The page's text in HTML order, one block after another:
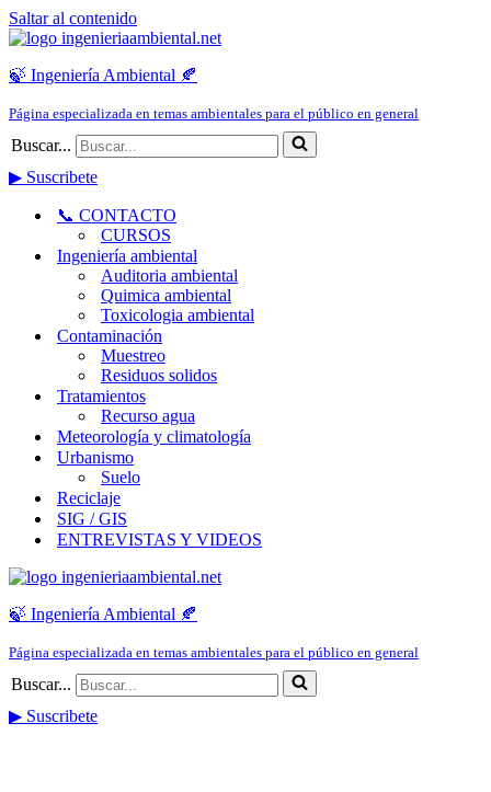
Saltar al contenido
🍃 Ingeniería Ambiental 🍂
Página especializada en temas ambientales para el público en general
Buscar...
▶ Suscribete
📞 CONTACTO
CURSOS
Ingeniería ambiental
Auditoria ambiental
Quimica ambiental
Toxicologia ambiental
Contaminación
Muestreo
Residuos solidos
Tratamientos
Recurso agua
Meteorología y climatología
Urbanismo
Suelo
Reciclaje
SIG / GIS
ENTREVISTAS Y VIDEOS
🍃 Ingeniería Ambiental 🍂
Página especializada en temas ambientales para el público en general
Buscar...
▶ Suscribete